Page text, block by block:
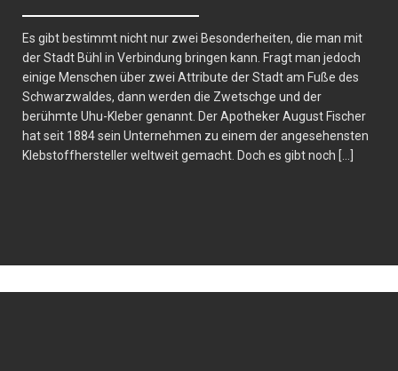
Es gibt bestimmt nicht nur zwei Besonderheiten, die man mit
der Stadt Bühl in Verbindung bringen kann. Fragt man jedoch
einige Menschen über zwei Attribute der Stadt am Fuße des
Schwarzwaldes, dann werden die Zwetschge und der
berühmte Uhu-Kleber genannt. Der Apotheker August Fischer
hat seit 1884 sein Unternehmen zu einem der angesehensten
Klebstoffhersteller weltweit gemacht. Doch es gibt noch […]